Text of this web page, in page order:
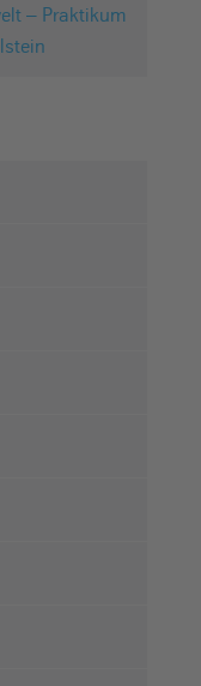
– Praktikum